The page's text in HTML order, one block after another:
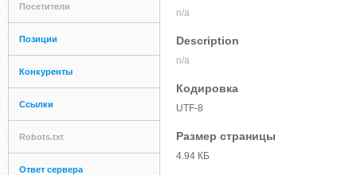
Посетители
Позиции
Конкуренты
Ссылки
Robots.txt
Ответ сервера
n/a
Description
n/a
Кодировка
UTF-8
Размер страницы
4.94 КБ